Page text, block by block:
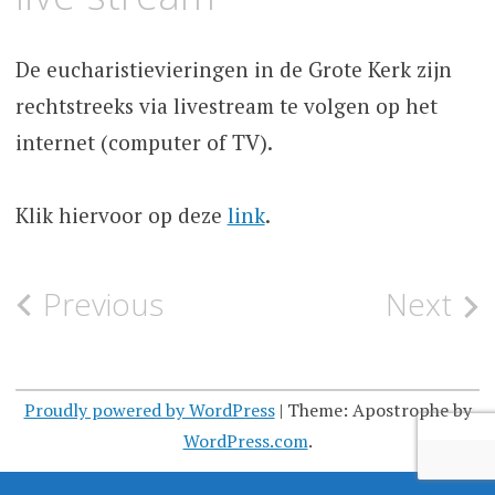
De eucharistievieringen in de Grote Kerk zijn
rechtstreeks via livestream te volgen op het
internet (computer of TV).
Klik hiervoor op deze link.
Post
Previous Next
Proudly powered by WordPress | Theme: Apostrophe by
WordPress.com.